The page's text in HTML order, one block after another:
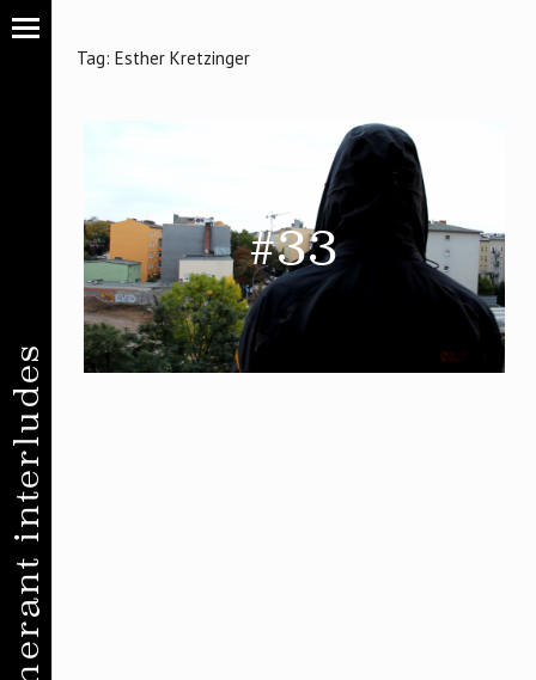
itinerant interludes
Tag:Esther Kretzinger
#33